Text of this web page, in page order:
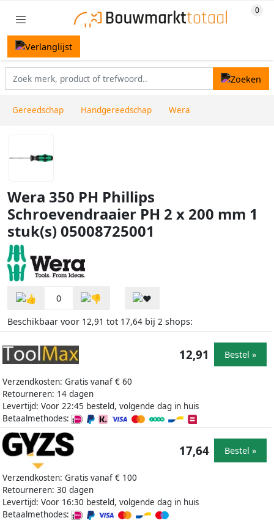
Gereedschap Handgereedschap Wera
Wera 350 PH Phillips
Schroevendraaier PH 2 x 200 mm 1
stuk(s) 05008725001
0
Beschikbaar voor 12,91 tot 17,64 bij 2 shops:
Verzendkosten: Gratis vanaf € 60
Retourneren: 14 dagen
Levertijd: Voor 22:45 besteld, volgende dag in huis
Betaalmethodes:
12,91 Bestel »
Verzendkosten: Gratis vanaf € 100
Retourneren: 30 dagen
Levertijd: Voor 16:30 besteld, volgende dag in huis
Betaalmethodes:
17,64 Bestel »